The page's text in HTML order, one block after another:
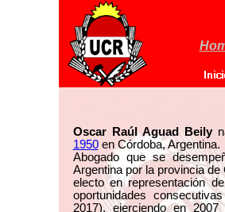
Oscar Raúl Aguad Beily
1950en Córdoba, Argentina.
Abogado que se
Argentina por la provincia
electo en representación
oportunidades
2017), ejerciendo en